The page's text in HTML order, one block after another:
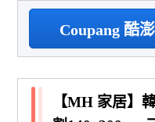
Coupang 酷澎
【MH 家居】